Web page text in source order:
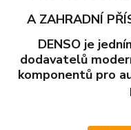
A ZAHRADNÍ
DENSO je
dodavatelů
komponentů pro